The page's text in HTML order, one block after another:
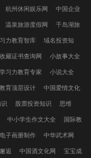
杭州休闲娱乐网 中国企业
温泉旅游度假网 千岛湖旅
力教育智库 域名投资知
收藏证书查询网 小故事大全
学习力教育专家 小说大全
育顶层设计 中国爱情文化
股票投资知识 思维
中小学生作文大全 国际教
电子画册制作 中华武术网
逅 中国酒文化网 宝宝成